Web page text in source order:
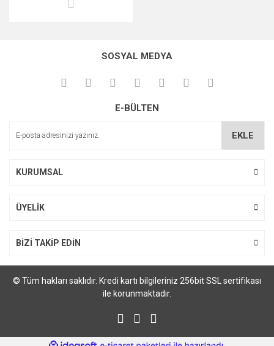
SOSYAL MEDYA
E-BÜLTEN
EKLE
KURUMSAL
ÜYELİK
BİZİ TAKİP EDİN
© Tüm hakları saklıdır. Kredi kartı bilgileriniz 256bit SSL sertifikası
ile korunmaktadır.